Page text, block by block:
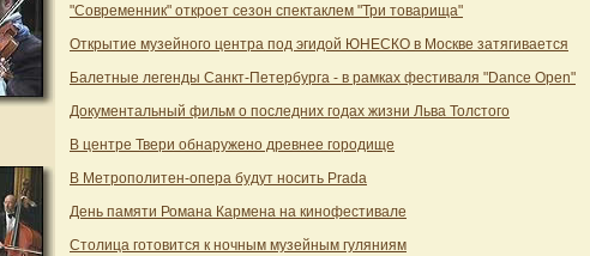
"Современник" откроет сезон спектаклем "Три товарища"
Открытие музейного центра под эгидой ЮНЕСКО в Москве затягивается
Балетные легенды Санкт-Петербурга - в рамках фестиваля "Dance Open"
Документальный фильм о последних годах жизни Льва Толстого
В центре Твери обнаружено древнее городище
В Метрополитен-опера будут носить Prada
День памяти Романа Кармена на кинофестивале
Столица готовится к ночным музейным гуляниям